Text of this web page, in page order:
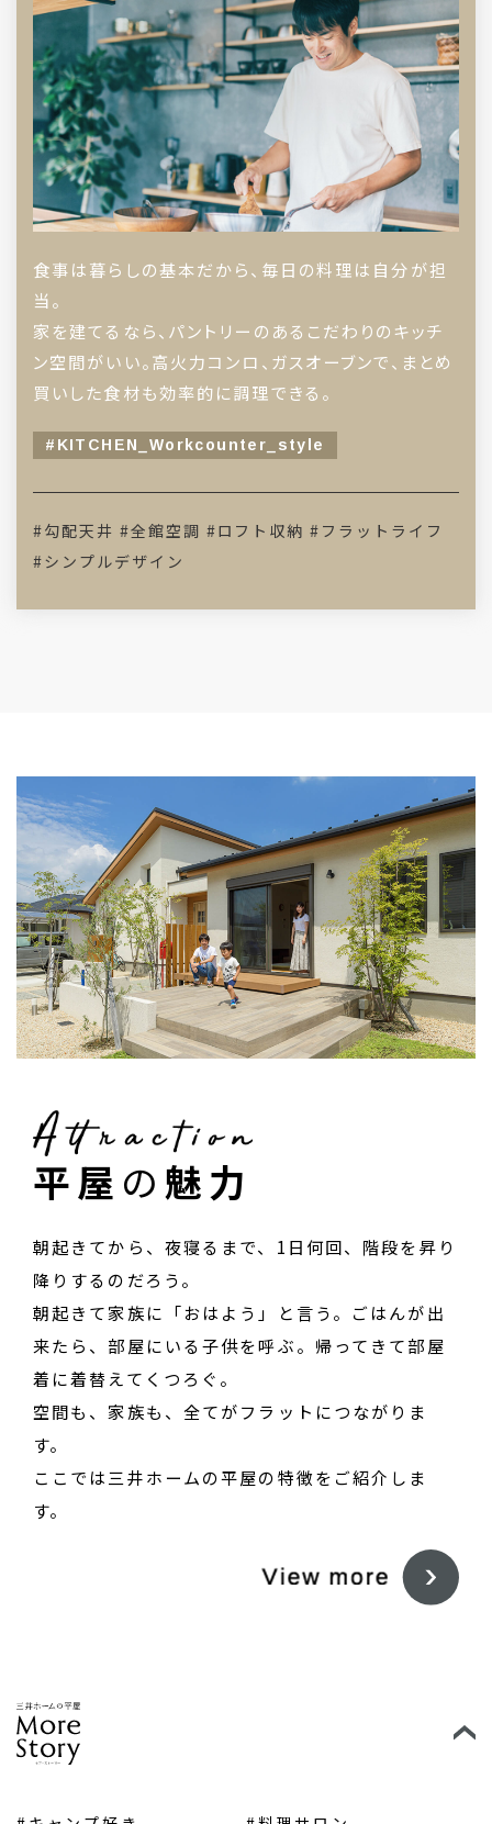
食事は暮らしの基本だから、毎日の料理は自分が担
当。
家を建てるなら、パントリーのあるこだわりのキッチ
ン空間がいい。高火力コンロ、ガスオーブンで、まとめ
買いした食材も効率的に調理できる。
#KITCHEN_Workcounter_style
#勾配天井 #全館空調 #ロフト収納 #フラットライフ
#シンプルデザイン
平屋 の魅力
朝起きてから、夜寝るまで、1日何回、階段を昇り
降りするのだろう。
朝起きて家族に「おはよう」と言う。ごはんが出
来たら、部屋にいる子供を呼ぶ。帰ってきて部屋
着に着替えてくつろぐ。
空間も、家族も、全てがフラットにつながりま
す。
ここでは三井ホームの平屋の特徴をご紹介しま
す。